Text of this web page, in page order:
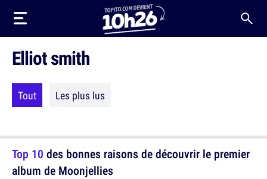
Elliot smith
Tout Les plus lus
Top 10 des bonnes raisons de découvrir le premier
album de Moonjellies